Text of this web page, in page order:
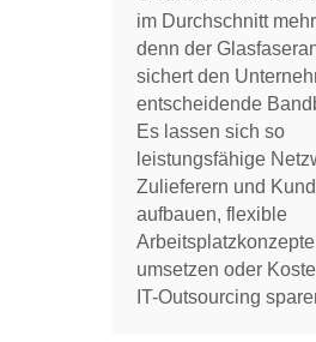
im Durchschnitt
denn der
sichert den
entscheidende
Es lassen sich so
leistungsfähige
Zulieferern und
aufbauen, flexible
Arbeitsplatzkonzepte
umsetzen oder
IT-Outsourcing